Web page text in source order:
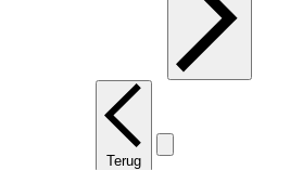
Terug